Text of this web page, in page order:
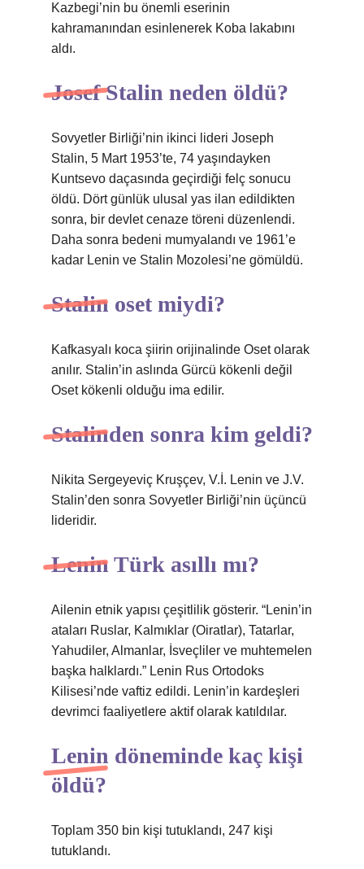
Kazbegi’nin bu önemli eserinin
kahramanından esinlenerek Koba lakabını
aldı.
Josef Stalin neden öldü?
Sovyetler Birliği’nin ikinci lideri Joseph
Stalin, 5 Mart 1953’te, 74 yaşındayken
Kuntsevo daçasında geçirdiği felç sonucu
öldü. Dört günlük ulusal yas ilan edildikten
sonra, bir devlet cenaze töreni düzenlendi.
Daha sonra bedeni mumyalandı ve 1961’e
kadar Lenin ve Stalin Mozolesi’ne gömüldü.
Stalin oset miydi?
Kafkasyalı koca şiirin orijinalinde Oset olarak
anılır. Stalin’in aslında Gürcü kökenli değil
Oset kökenli olduğu ima edilir.
Stalinden sonra kim geldi?
Nikita Sergeyeviç Kruşçev, V.İ. Lenin ve J.V.
Stalin’den sonra Sovyetler Birliği’nin üçüncü
lideridir.
Lenin Türk asıllı mı?
Ailenin etnik yapısı çeşitlilik gösterir. “Lenin’in
ataları Ruslar, Kalmıklar (Oiratlar), Tatarlar,
Yahudiler, Almanlar, İsveçliler ve muhtemelen
başka halklardı.” Lenin Rus Ortodoks
Kilisesi’nde vaftiz edildi. Lenin’in kardeşleri
devrimci faaliyetlere aktif olarak katıldılar.
Lenin döneminde kaç kişi
öldü?
Toplam 350 bin kişi tutuklandı, 247 kişi
tutuklandı.